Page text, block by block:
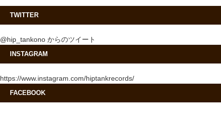
TWITTER
@hip_tankono からのツイート
INSTAGRAM
https://www.instagram.com/hiptankrecords/
FACEBOOK